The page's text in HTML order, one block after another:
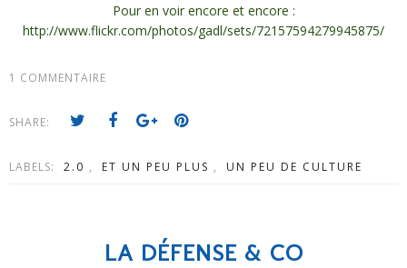
Pour en voir encore et encore :
http://www.flickr.com/photos/gadl/sets/72157594279945875/
1 COMMENTAIRE
SHARE:
LABELS: 2.0 , ET UN PEU PLUS , UN PEU DE CULTURE
LA DÉFENSE & CO